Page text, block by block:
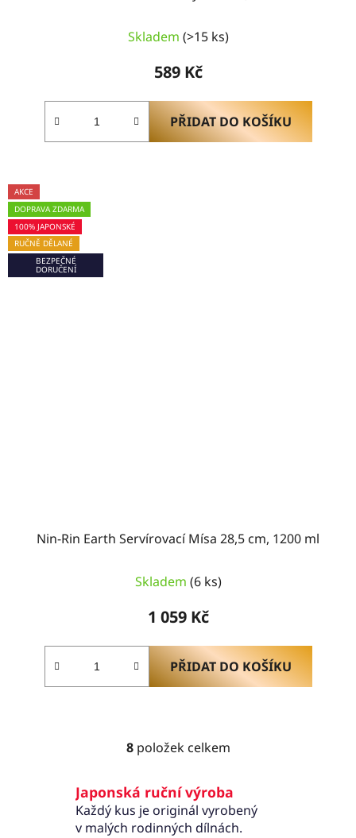
Skladem (>15 ks)
589 Kč
PŘIDAT DO KOŠÍKU
AKCE
DOPRAVA ZDARMA
100% JAPONSKÉ
RUČNĚ DĚLANÉ
BEZPEČNÉ
DORUČENÍ
Nin-Rin Earth Servírovací Mísa 28,5 cm, 1200 ml
Skladem (6 ks)
1 059 Kč
PŘIDAT DO KOŠÍKU
O
l
á
d
8položek celkem
Japonská ruční výroba
Každý kus je originál vyrobený
v malých rodinných dílnách.